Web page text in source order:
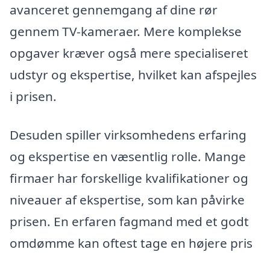
avanceret gennemgang af dine rør
gennem TV-kameraer. Mere komplekse
opgaver kræver også mere specialiseret
udstyr og ekspertise, hvilket kan afspejles
i prisen.
Desuden spiller virksomhedens erfaring
og ekspertise en væsentlig rolle. Mange
firmaer har forskellige kvalifikationer og
niveauer af ekspertise, som kan påvirke
prisen. En erfaren fagmand med et godt
omdømme kan oftest tage en højere pris